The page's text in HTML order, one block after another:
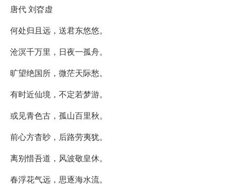
唐代 刘昚虚
何处归且远，送君东悠悠。
沧溟千万里，日夜一孤舟。
旷望绝国所，微茫天际愁。
有时近仙境，不定若梦游。
或见青色古，孤山百里秋。
前心方杳眇，后路劳夷犹。
离别惜吾道，风波敬皇休。
春浮花气远，思逐海水流。